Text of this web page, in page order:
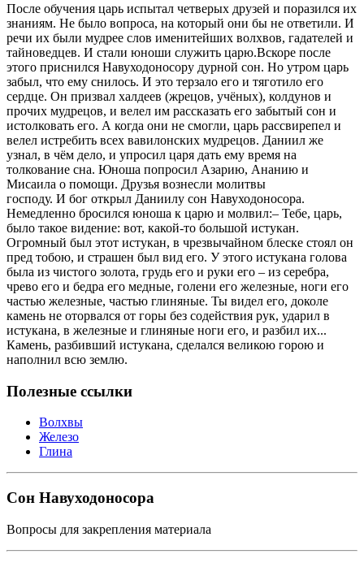
После обучения царь испытал четверых друзей и поразился их
знаниям. Не было вопроса, на который они бы не ответили. И
речи их были мудрее слов именитейших волхвов, гадателей и
тайноведцев. И стали юноши служить царю.Вскоре после
этого приснился Навуходоносору дурной сон. Но утром царь
забыл, что ему снилось. И это терзало его и тяготило его
сердце. Он призвал халдеев (жрецов, учёных), колдунов и
прочих мудрецов, и велел им рассказать его забытый сон и
истолковать его. А когда они не смогли, царь рассвирепел и
велел истребить всех вавилонских мудрецов. Даниил же
узнал, в чём дело, и упросил царя дать ему время на
толкование сна. Юноша попросил Азарию, Ананию и
Мисаила о помощи. Друзья вознесли молитвы
господу. И бог открыл Даниилу сон Навуходоносора.
Немедленно бросился юноша к царю и молвил:– Тебе, царь,
было такое видение: вот, какой-то большой истукан.
Огромный был этот истукан, в чрезвычайном блеске стоял он
пред тобою, и страшен был вид его. У этого истукана голова
была из чистого золота, грудь его и руки его – из серебра,
чрево его и бедра его медные, голени его железные, ноги его
частью железные, частью глиняные. Ты видел его, доколе
камень не оторвался от горы без содействия рук, ударил в
истукана, в железные и глиняные ноги его, и разбил их...
Камень, разбивший истукана, сделался великою горою и
наполнил всю землю.
Полезные ссылки
Волхвы
Железо
Глина
Сон Навуходоносора
Вопросы для закрепления материала